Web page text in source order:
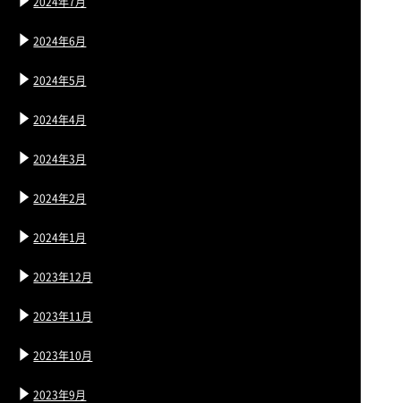
2024年6月
2024年5月
2024年4月
2024年3月
2024年2月
2024年1月
2023年12月
2023年11月
2023年10月
2023年9月